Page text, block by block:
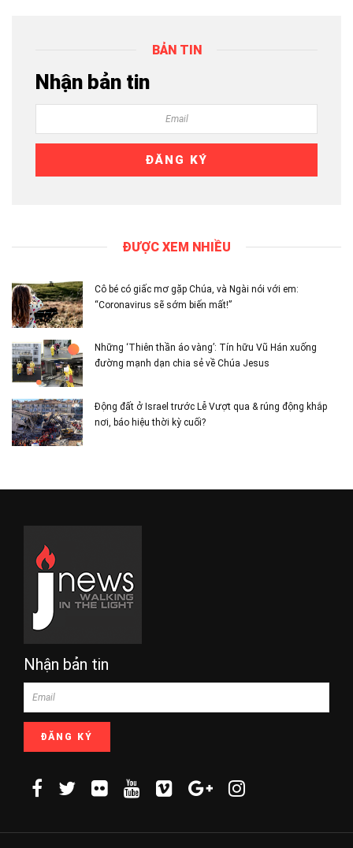
BẢN TIN
Nhận bản tin
ĐƯỢC XEM NHIỀU
Cô bé có giấc mơ gặp Chúa, và Ngài nói với em:
“Coronavirus sẽ sớm biến mất!”
Những ‘Thiên thần áo vàng’: Tín hữu Vũ Hán xuống
đường mạnh dạn chia sẻ về Chúa Jesus
Động đất ở Israel trước Lễ Vượt qua & rúng động khắp
nơi, báo hiệu thời kỳ cuối?
Nhận bản tin